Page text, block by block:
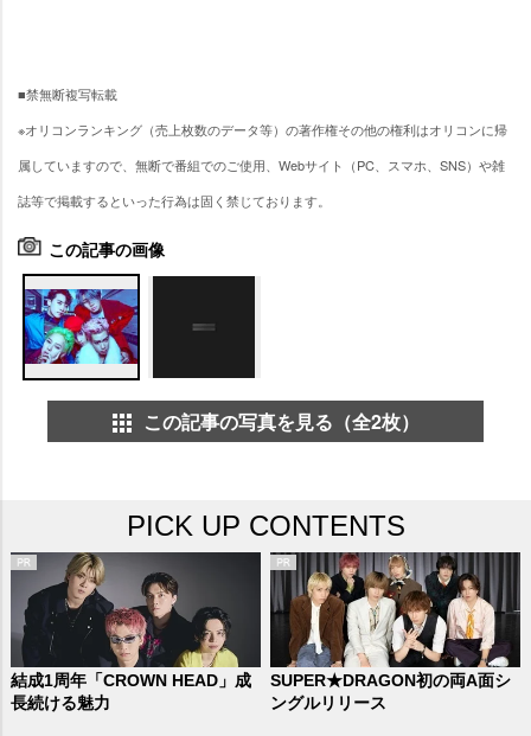
■禁無断複写転載
※オリコンランキング（売上枚数のデータ等）の著作権その他の権利はオリコンに帰
属していますので、無断で番組でのご使用、Webサイト（PC、スマホ、SNS）や雑
誌等で掲載するといった行為は固く禁じております。
この記事の画像
この記事の写真を見る（全2枚）
PICK UP CONTENTS
結成1周年「CROWN HEAD」成
長続ける魅力
SUPER★DRAGON初の両A面シ
ングルリリース